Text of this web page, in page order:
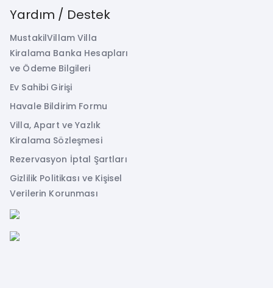
Yardım / Destek
MustakilVillam Villa
Kiralama Banka Hesapları
ve Ödeme Bilgileri
Ev Sahibi Girişi
Havale Bildirim Formu
Villa, Apart ve Yazlık
Kiralama Sözleşmesi
Rezervasyon İptal Şartları
Gizlilik Politikası ve Kişisel
Verilerin Korunması